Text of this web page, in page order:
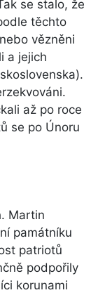
se stalo, že
těchto
vězněni
a jejich
až po roce
se po Únoru
Martin
památníku
patriotů
podpořily
korunami